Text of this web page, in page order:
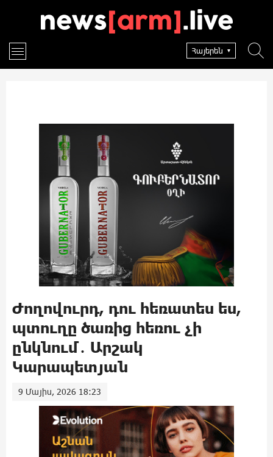
Հայերեն
Ժողովուրդ, դու հեռատես ես,
պտուղը ծառից հեռու չի
ընկնում․ Արշակ
Կարապետյան
9 Մայիս, 2026 18:23